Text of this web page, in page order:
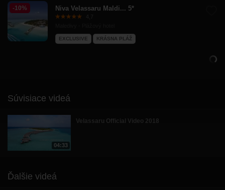
Niva Velassaru Maldi... 5*
EXCLUSIVE KRÁSNA PLÁŽ
-10%
Súvisiace videá
04:33
Velassaru Official Video 2018
Ďalšie videá